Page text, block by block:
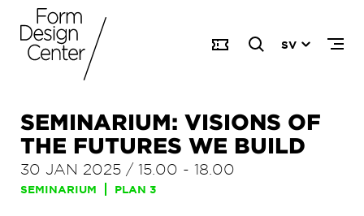
SV
SEMINARIUM: VISIONS OF
THE FUTURES WE BUILD
30 JAN 2025 / 15.00 - 18.00
SEMINARIUM PLAN 3